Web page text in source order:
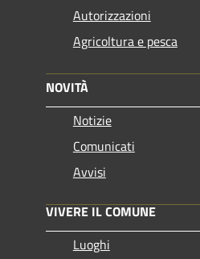
Autorizzazioni
Agricoltura e pesca
NOVITÀ
Notizie
Comunicati
Avvisi
VIVERE IL COMUNE
Luoghi